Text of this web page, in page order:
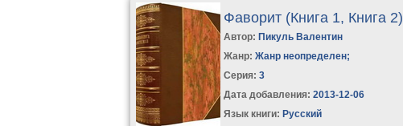
Фаворит (Книга 1, Книга 2)
Автор: Пикуль Валентин
Жанр: Жанр неопределен;
Серия:3
Дата добавления: 2013-12-06
Язык книги: Русский